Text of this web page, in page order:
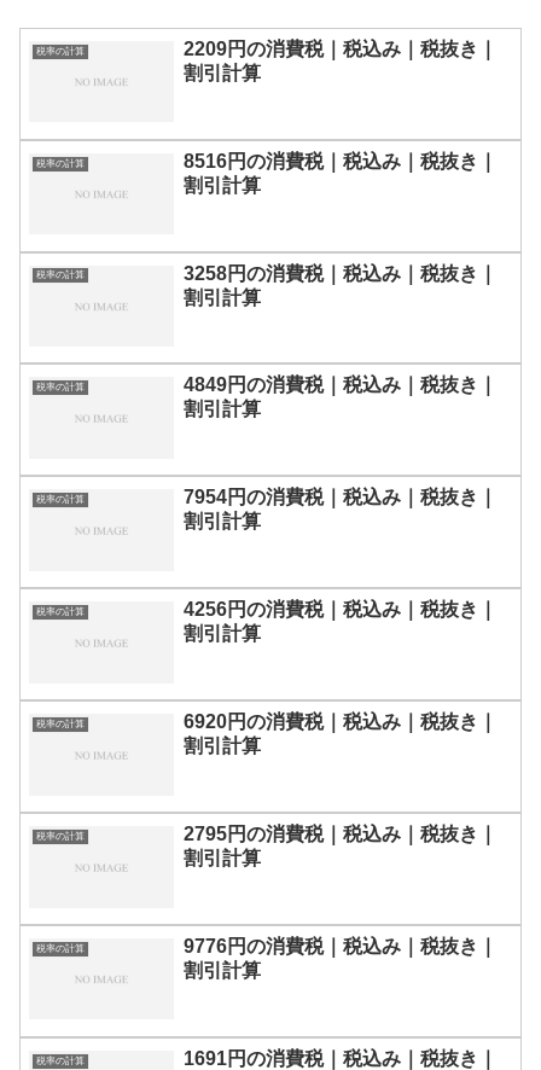
税率の計算
2209円の消費税｜税込み｜税抜き｜
割引計算
税率の計算
8516円の消費税｜税込み｜税抜き｜
割引計算
税率の計算
3258円の消費税｜税込み｜税抜き｜
割引計算
税率の計算
4849円の消費税｜税込み｜税抜き｜
割引計算
税率の計算
7954円の消費税｜税込み｜税抜き｜
割引計算
税率の計算
4256円の消費税｜税込み｜税抜き｜
割引計算
税率の計算
6920円の消費税｜税込み｜税抜き｜
割引計算
税率の計算
2795円の消費税｜税込み｜税抜き｜
割引計算
税率の計算
9776円の消費税｜税込み｜税抜き｜
割引計算
税率の計算
1691円の消費税｜税込み｜税抜き｜